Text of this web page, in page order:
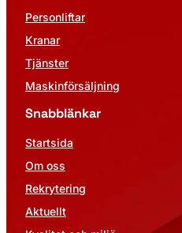
Personliftar
Kranar
Tjänster
Maskinförsäljning
Snabblänkar
Startsida
Om oss
Rekrytering
Aktuellt